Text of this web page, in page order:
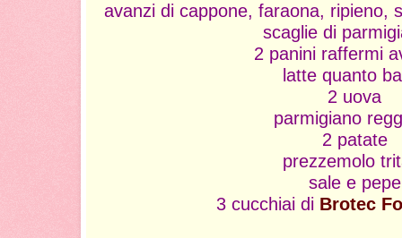
avanzi di cappone, faraona, ripieno,
scaglie di
2 panini raffermi
latte quanto
2 uova
parmigiano
2 patate
prezzemolo
sale e pepe
3 cucchiai di Brotec